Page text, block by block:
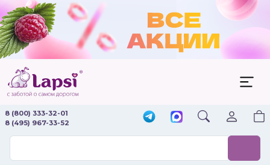
8 (800) 333-32-01
8 (495) 967-33-52